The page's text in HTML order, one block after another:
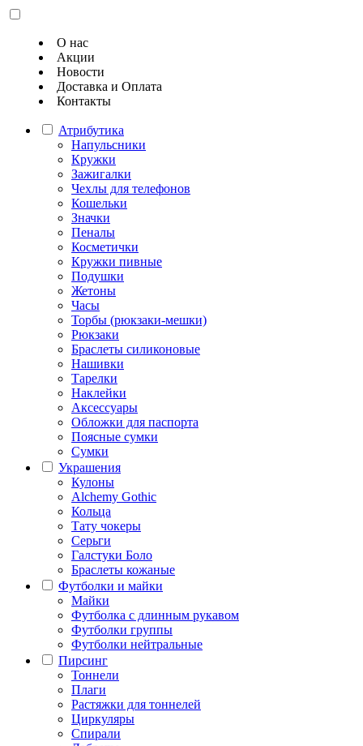
О нас
Акции
Новости
Доставка и Оплата
Контакты
Атрибутика
Напульсники
Кружки
Зажигалки
Чехлы для телефонов
Кошельки
Значки
Пеналы
Косметички
Кружки пивные
Подушки
Жетоны
Часы
Торбы (рюкзаки-мешки)
Рюкзаки
Браслеты силиконовые
Нашивки
Тарелки
Наклейки
Аксессуары
Обложки для паспорта
Поясные сумки
Сумки
Украшения
Кулоны
Alchemy Gothic
Кольца
Тату чокеры
Серьги
Галстуки Боло
Браслеты кожаные
Футболки и майки
Майки
Футболка с длинным рукавом
Футболки группы
Футболки нейтральные
Пирсинг
Тоннели
Плаги
Растяжки для тоннелей
Циркуляры
Спирали